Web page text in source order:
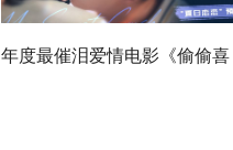
年度最催泪爱情电影《偷偷喜